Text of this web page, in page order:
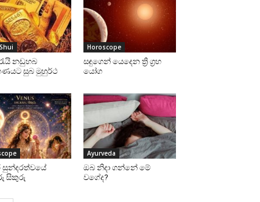
නඩුහබ
සුබ මුහුර්ථ
Horoscope
සඳුගෙන් යෙදෙන ත්‍රි ග්‍රහ
යෝග
සුන්දරත්වයේ
සිකුරු
Ayurveda
ඔබ නිදා ගන්නේ මේ
වගේද?